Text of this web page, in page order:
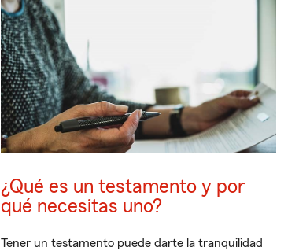
¿Qué es un testamento y por
qué necesitas uno?
Tener un testamento puede darte la tranquilidad